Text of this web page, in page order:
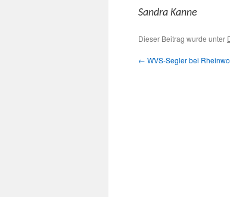
San­dra Kanne
Dieser Beitrag wurde unter
← WVS-Segler bei